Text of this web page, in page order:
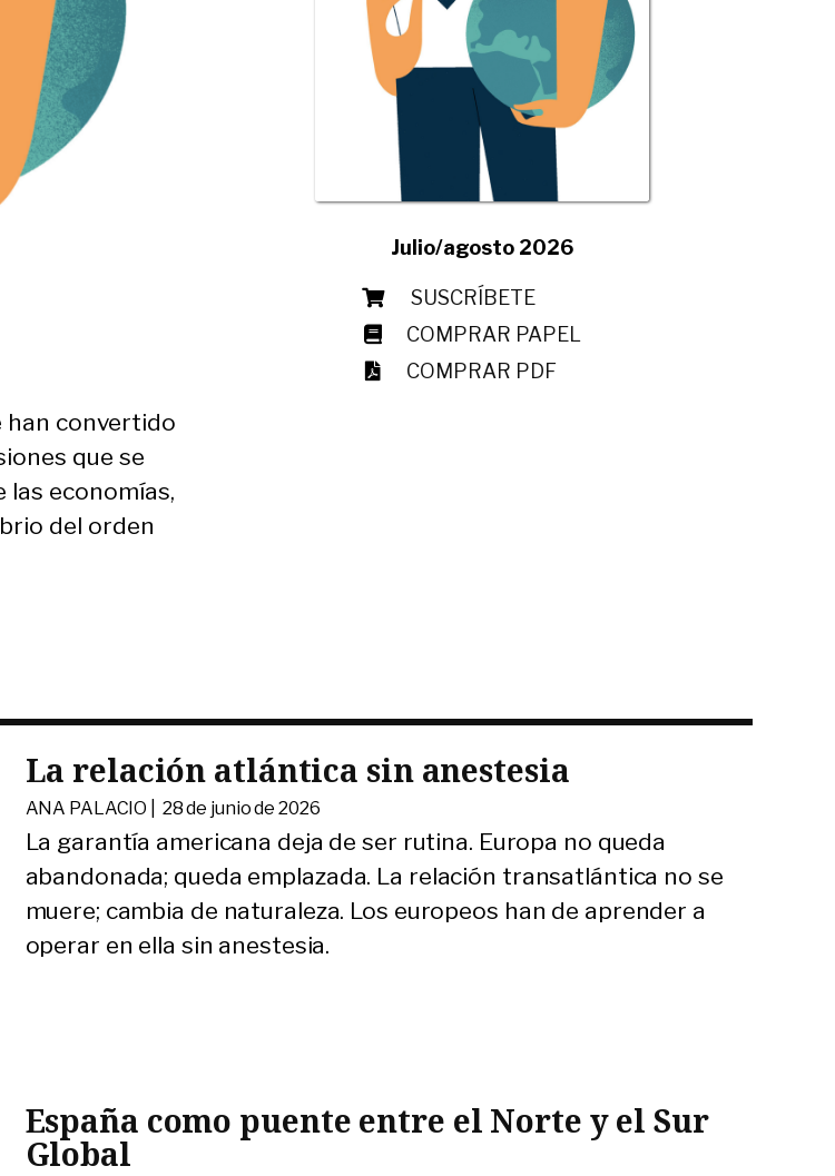
han convertido
que se
economías,
del orden
Julio/agosto 2026
SUSCRÍBETE
COMPRAR PAPEL
COMPRAR PDF
La relación atlántica sin anestesia
ANA PALACIO | 28 de junio de 2026
La garantía americana deja de ser rutina. Europa no queda
abandonada; queda emplazada. La relación transatlántica no se
muere; cambia de naturaleza. Los europeos han de aprender a
operar en ella sin anestesia.
España como puente entre el Norte y el Sur
Global